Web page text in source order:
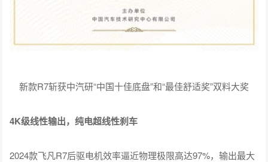
新款R7斩获中汽研“中国十佳底盘”和“最佳舒适奖”双料大奖
4K级线性输出，纯电超线性刹车
2024款飞凡R7后驱电机效率逼近物理极限高达97%，输出最大